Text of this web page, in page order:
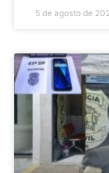
5 de agosto de